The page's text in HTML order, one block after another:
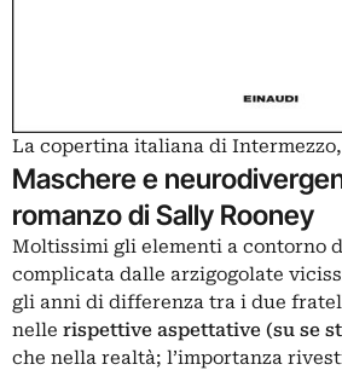
La copertina italiana di
Maschere e
romanzo di Sally Rooney
Moltissimi gli elementi a contorno
complicata dalle arzigogolate
gli anni di differenza tra i due
nelle rispettive aspettative (su se
che nella realtà; l’importanza